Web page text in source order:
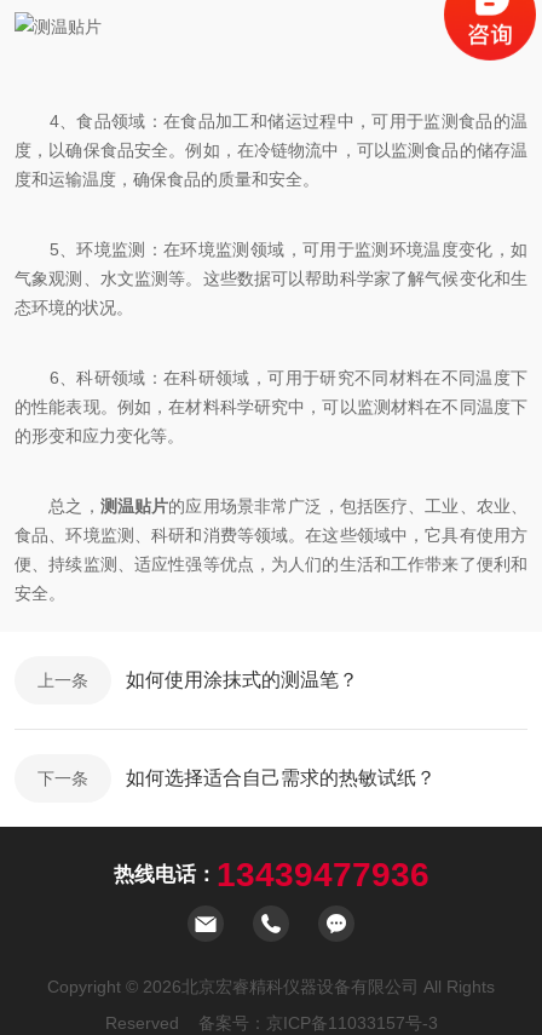
4、食品领域：在食品加工和储运过程中，可用于监测食品的温
度，以确保食品安全。例如，在冷链物流中，可以监测食品的储存温
度和运输温度，确保食品的质量和安全。
5、环境监测：在环境监测领域，可用于监测环境温度变化，如
气象观测、水文监测等。这些数据可以帮助科学家了解气候变化和生
态环境的状况。
6、科研领域：在科研领域，可用于研究不同材料在不同温度下
的性能表现。例如，在材料科学研究中，可以监测材料在不同温度下
的形变和应力变化等。
总之， 测温贴片的应用场景非常广泛，包括医疗、工业、农业、
食品、环境监测、科研和消费等领域。在这些领域中，它具有使用方
便、持续监测、适应性强等优点，为人们的生活和工作带来了便利和
安全。
上一条 如何使用涂抹式的测温笔？
下一条 如何选择适合自己需求的热敏试纸？
热线电话： 13439477936
Copyright © 2026北京宏睿精科仪器设备有限公司 All Rights
Reserved 备案号： 京ICP备11033157号-3